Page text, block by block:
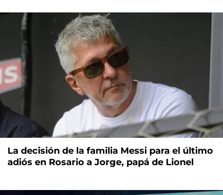
La decisión de la familia Messi para el último
adiós en Rosario a Jorge, papá de Lionel